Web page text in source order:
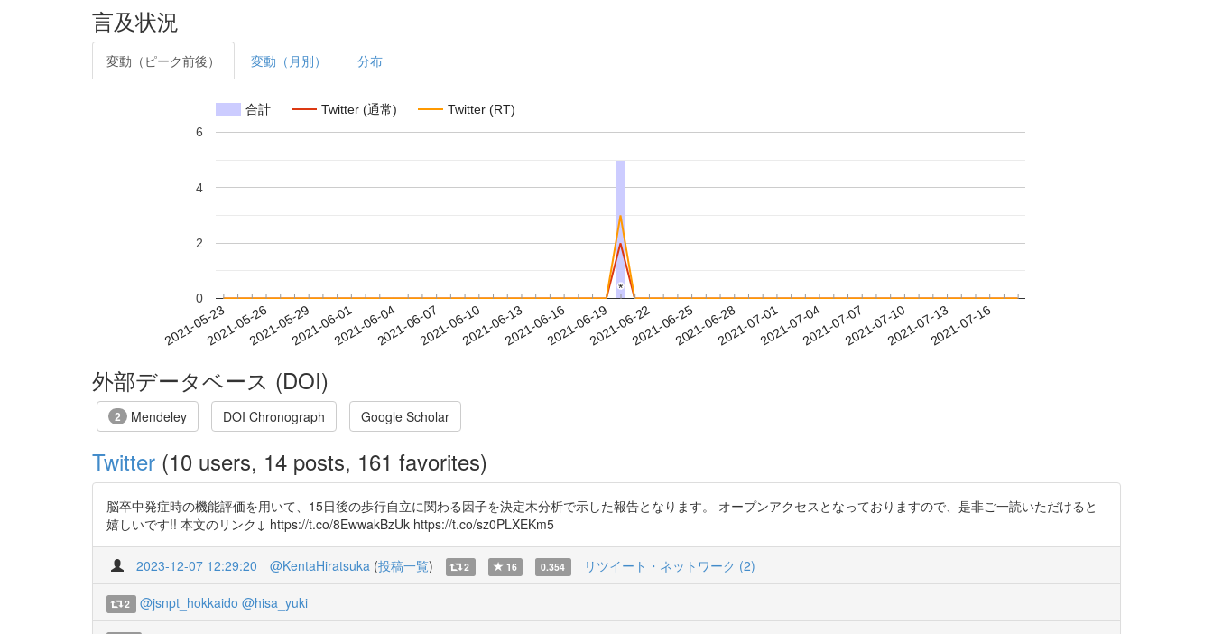
言及状況
変動（ピーク前後） 変動（月別） 分布
合計 Twitter (通常) Twitter (RT)
2021-05-232021-05-262021-05-292021-06-012021-06-042021-06-072021-06-102021-06-132021-06-162021-06-192021-06-222021-06-252021-06-282021-07-012021-07-042021-07-072021-07-102021-07-132021-07-16
0
2
4
6
*
*
外部データベース (DOI)
2 Mendeley DOI Chronograph Google Scholar
Twitter (10 users, 14 posts, 161 favorites)
脳卒中発症時の機能評価を用いて、15日後の歩行自立に関わる因子を決定木分析で示した報告となります。 オープンアクセスとなっておりますので、是非ご一読いただけると
嬉しいです!! 本文のリンク↓ https://t.co/8EwwakBzUk https://t.co/sz0PLXEKm5
2023-12-07 12:29:20 @KentaHiratsuka (投稿一覧) 2 16 0.354 リツイート・ネットワーク (2)
2 @jsnpt_hokkaido @hisa_yuki